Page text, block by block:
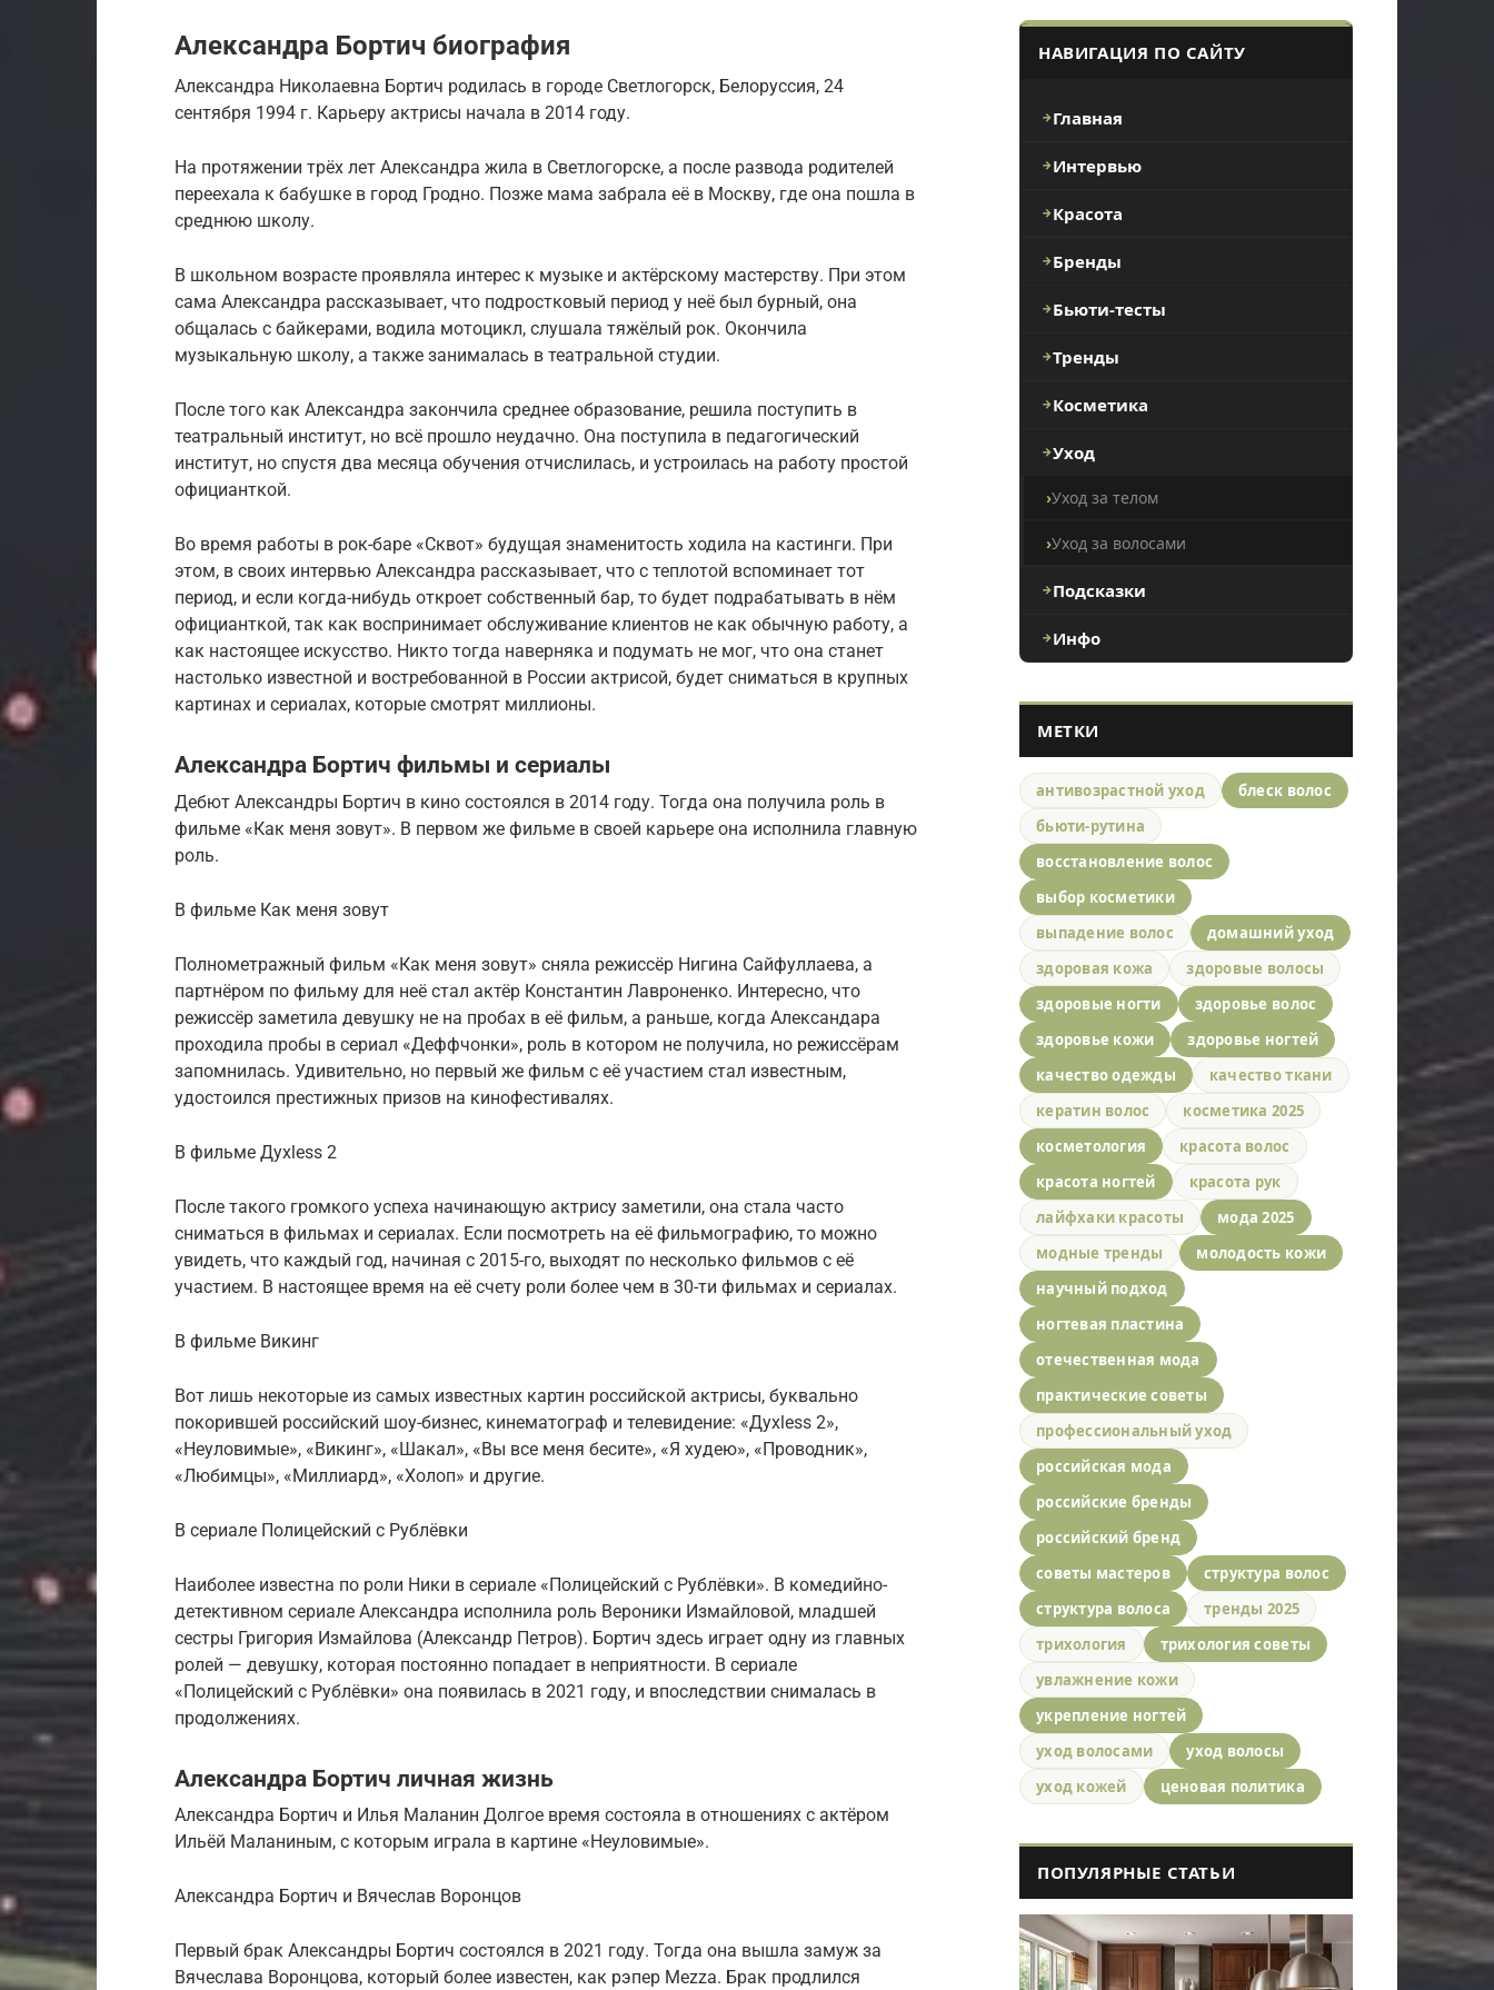
Александра Бортич биография
Александра Николаевна Бортич родилась в городе Светлогорск, Белоруссия, 24
сентября 1994 г. Карьеру актрисы начала в 2014 году.
На протяжении трёх лет Александра жила в Светлогорске, а после развода родителей
переехала к бабушке в город Гродно. Позже мама забрала её в Москву, где она пошла в
среднюю школу.
В школьном возрасте проявляла интерес к музыке и актёрскому мастерству. При этом
сама Александра рассказывает, что подростковый период у неё был бурный, она
общалась с байкерами, водила мотоцикл, слушала тяжёлый рок. Окончила
музыкальную школу, а также занималась в театральной студии.
После того как Александра закончила среднее образование, решила поступить в
театральный институт, но всё прошло неудачно. Она поступила в педагогический
институт, но спустя два месяца обучения отчислилась, и устроилась на работу простой
официанткой.
Во время работы в рок-баре «Сквот» будущая знаменитость ходила на кастинги. При
этом, в своих интервью Александра рассказывает, что с теплотой вспоминает тот
период, и если когда-нибудь откроет собственный бар, то будет подрабатывать в нём
официанткой, так как воспринимает обслуживание клиентов не как обычную работу, а
как настоящее искусство. Никто тогда наверняка и подумать не мог, что она станет
настолько известной и востребованной в России актрисой, будет сниматься в крупных
картинах и сериалах, которые смотрят миллионы.
Александра Бортич фильмы и сериалы
Дебют Александры Бортич в кино состоялся в 2014 году. Тогда она получила роль в
фильме «Как меня зовут». В первом же фильме в своей карьере она исполнила главную
роль.
В фильме Как меня зовут
Полнометражный фильм «Как меня зовут» сняла режиссёр Нигина Сайфуллаева, а
партнёром по фильму для неё стал актёр Константин Лавроненко. Интересно, что
режиссёр заметила девушку не на пробах в её фильм, а раньше, когда Александара
проходила пробы в сериал «Деффчонки», роль в котором не получила, но режиссёрам
запомнилась. Удивительно, но первый же фильм с её участием стал известным,
удостоился престижных призов на кинофестивалях.
В фильме Духless 2
После такого громкого успеха начинающую актрису заметили, она стала часто
сниматься в фильмах и сериалах. Если посмотреть на её фильмографию, то можно
увидеть, что каждый год, начиная с 2015-го, выходят по несколько фильмов с её
участием. В настоящее время на её счету роли более чем в 30-ти фильмах и сериалах.
В фильме Викинг
Вот лишь некоторые из самых известных картин российской актрисы, буквально
покорившей российский шоу-бизнес, кинематограф и телевидение: «Духless 2»,
«Неуловимые», «Викинг», «Шакал», «Вы все меня бесите», «Я худею», «Проводник»,
«Любимцы», «Миллиард», «Холоп» и другие.
В сериале Полицейский с Рублёвки
Наиболее известна по роли Ники в сериале «Полицейский с Рублёвки». В комедийно-
детективном сериале Александра исполнила роль Вероники Измайловой, младшей
сестры Григория Измайлова (Александр Петров). Бортич здесь играет одну из главных
ролей — девушку, которая постоянно попадает в неприятности. В сериале
«Полицейский с Рублёвки» она появилась в 2021 году, и впоследствии снималась в
продолжениях.
Александра Бортич личная жизнь
Александра Бортич и Илья Маланин Долгое время состояла в отношениях с актёром
Ильёй Маланиным, с которым играла в картине «Неуловимые».
Александра Бортич и Вячеслав Воронцов
Первый брак Александры Бортич состоялся в 2021 году. Тогда она вышла замуж за
Вячеслава Воронцова, который более известен, как рэпер Mezza. Брак продлился
НАВИГАЦИЯ ПО САЙТУ
Главная
Интервью
Красота
Бренды
Бьюти-тесты
Тренды
Косметика
Уход
Уход за телом
Уход за волосами
Подсказки
Инфо
МЕТКИ
антивозрастной уход
блеск волос
бьюти-рутина
восстановление волос
выбор косметики
выпадение волос
домашний уход
здоровая кожа
здоровые волосы
здоровые ногти
здоровье волос
здоровье кожи
здоровье ногтей
качество одежды
качество ткани
кератин волос
косметика 2025
косметология
красота волос
красота ногтей
красота рук
лайфхаки красоты
мода 2025
модные тренды
молодость кожи
научный подход
ногтевая пластина
отечественная мода
практические советы
профессиональный уход
российская мода
российские бренды
российский бренд
советы мастеров
структура волос
структура волоса
тренды 2025
трихология
трихология советы
увлажнение кожи
укрепление ногтей
уход волосами
уход волосы
уход кожей
ценовая политика
ПОПУЛЯРНЫЕ СТАТЬИ